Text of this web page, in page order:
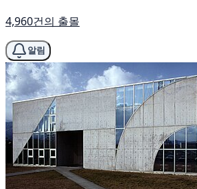
4,960건의 출몰
알림